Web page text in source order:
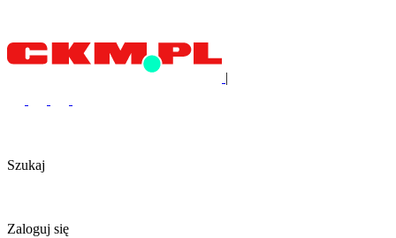
|
Szukaj
Zaloguj się